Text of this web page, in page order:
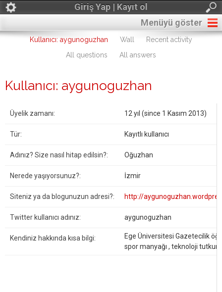
Giriş Yap | Kayıt ol
Menüyü göster
Kullanıcı: aygunoguzhan Wall
Recent activity
All questions
All answers
Kullanıcı: aygunoguzhan
Üyelik zamanı: 12 yıl (since 1 Kasım 2013)
Tür: Kayıtlı kullanıcı
Adınız? Size nasıl hitap edilsin?: Oğuzhan
Nerede yaşıyorsunuz?: İzmir
Siteniz ya da blogunuzun adresi?: http://
Twitter kullanıcı adınız: aygunoguzhan
Kendiniz hakkında kısa bilgi:
Ege Üniversitesi Gazetecilik
spor manyağı , teknoloji